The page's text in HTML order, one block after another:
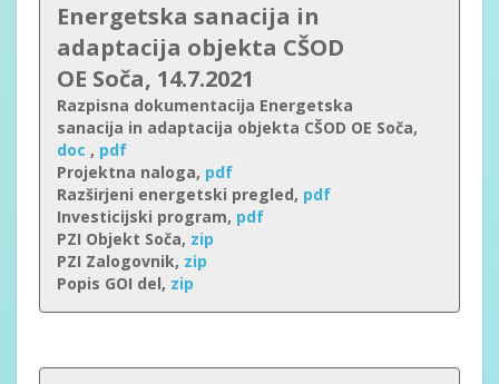
Energetska sanacija in
adaptacija objekta CŠOD
OE Soča, 14.7.2021
Razpisna dokumentacija Energetska
sanacija in adaptacija objekta CŠOD OE Soča,
doc , pdf
Projektna naloga, pdf
Razširjeni energetski pregled, pdf
Investicijski program, pdf
PZI Objekt Soča, zip
PZI Zalogovnik, zip
Popis GOI del, zip